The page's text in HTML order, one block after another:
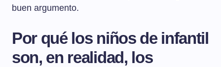
buen argumento.
Por qué los niños de infantil
son, en realidad, los